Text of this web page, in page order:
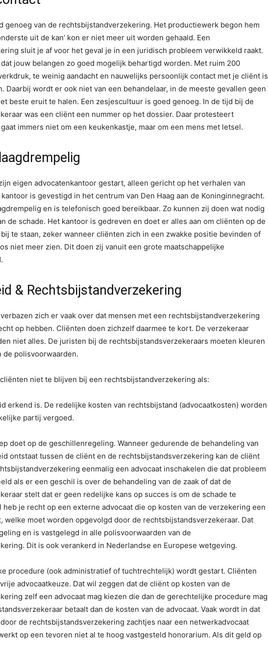
genoeg van de rechtsbijstandverzekering. Het productiewerk begon hem
uit de kan’ kon er niet meer uit worden gehaald. Een
sluit je af voor het geval je in een juridisch probleem verwikkeld raakt.
jouw belangen zo goed mogelijk behartigd worden. Met ruim 200
te weinig aandacht en nauwelijks persoonlijk contact met je cliënt is
Daarbij wordt er ook niet van een behandelaar, in de meeste gevallen geen
beste eruit te halen. Een zesjescultuur is goed genoeg. In de tijd bij de
was een cliënt een nummer op het dossier. Daar protesteert
immers niet om een keukenkastje, maar om een mens met letsel.
eigen advocatenkantoor gestart, alleen gericht op het verhalen van
is gevestigd in het centrum van Den Haag aan de Koninginnegracht.
en is telefonisch goed bereikbaar. Zo kunnen zij doen wat nodig
de schade. Het kantoor is gedreven en doet er alles aan om cliënten op de
te staan, zeker wanneer cliënten zich in een zwakke positie bevinden of
niet meer zien. Dit doen zij vanuit een grote maatschappelijke
& Rechtsbijstandverzekering
zich er vaak over dat mensen met een rechtsbijstandverzekering
op hebben. Cliënten doen zichzelf daarmee te kort. De verzekeraar
niet alles. De juristen bij de rechtsbijstandsverzekeraars moeten kleuren
de polisvoorwaarden.
niet te blijven bij een rechtsbijstandverzekering als:
erkend is. De redelijke kosten van rechtsbijstand (advocaatkosten) worden
partij vergoed.
doet op de geschillenregeling. Wanneer gedurende de behandeling van
ontstaat tussen de cliënt en de rechtsbijstandsverzekering kan de cliënt
eenmalig een advocaat inschakelen die dat probleem
als er een geschil is over de behandeling van de zaak of dat de
stelt dat er geen redelijke kans op succes is om de schade te
heb je recht op een externe advocaat die op kosten van de verzekering een
welke moet worden opgevolgd door de rechtsbijstandsverzekeraar. Dat
en is vastgelegd in alle polisvoorwaarden van de
Dit is ook verankerd in Nederlandse en Europese wetgeving.
procedure (ook administratief of tuchtrechtelijk) wordt gestart. Cliënten
advocaatkeuze. Dat wil zeggen dat de cliënt op kosten van de
zelf een advocaat mag kiezen die dan de gerechtelijke procedure mag
betaalt dan de kosten van de advocaat. Vaak wordt in dat
de rechtsbijstandsverzekering zachtjes naar een netwerkadvocaat
op een tevoren niet al te hoog vastgesteld honorarium. Als dit geld op